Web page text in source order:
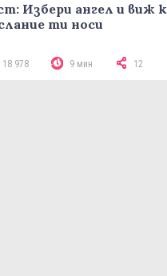
Избери ангел и виж
ти носи
18 978 9 мин 12